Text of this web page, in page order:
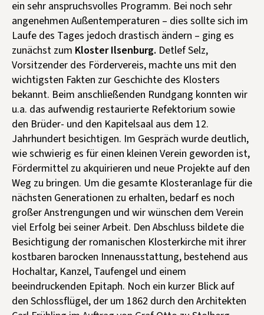
ein sehr anspruchsvolles Programm. Bei noch sehr
angenehmen Außentemperaturen – dies sollte sich im
Laufe des Tages jedoch drastisch ändern – ging es
zunächst zum Kloster Ilsenburg. Detlef Selz,
Vorsitzender des Fördervereis, machte uns mit den
wichtigsten Fakten zur Geschichte des Klosters
bekannt. Beim anschließenden Rundgang konnten wir
u.a. das aufwendig restaurierte Refektorium sowie
den Brüder- und den Kapitelsaal aus dem 12.
Jahrhundert besichtigen. Im Gespräch wurde deutlich,
wie schwierig es für einen kleinen Verein geworden ist,
Fördermittel zu akquirieren und neue Projekte auf den
Weg zu bringen. Um die gesamte Klosteranlage für die
nächsten Generationen zu erhalten, bedarf es noch
großer Anstrengungen und wir wünschen dem Verein
viel Erfolg bei seiner Arbeit. Den Abschluss bildete die
Besichtigung der romanischen Klosterkirche mit ihrer
kostbaren barocken Innenausstattung, bestehend aus
Hochaltar, Kanzel, Taufengel und einem
beeindruckenden Epitaph. Noch ein kurzer Blick auf
den Schlossflügel, der um 1862 durch den Architekten